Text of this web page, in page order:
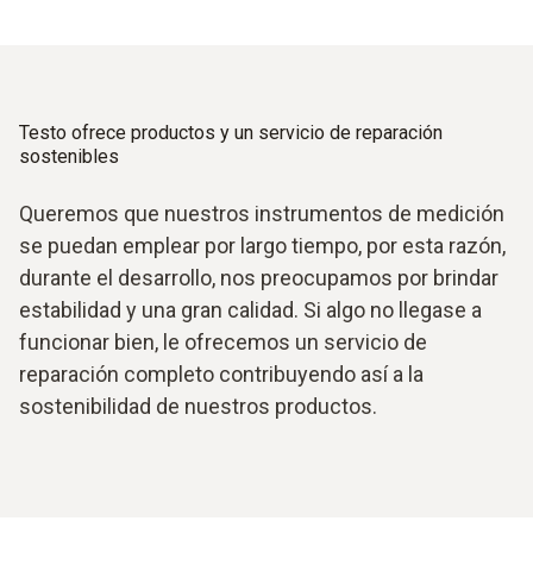
Testo ofrece productos y un servicio de reparación
sostenibles
Queremos que nuestros instrumentos de medición
se puedan emplear por largo tiempo, por esta razón,
durante el desarrollo, nos preocupamos por brindar
estabilidad y una gran calidad. Si algo no llegase a
funcionar bien, le ofrecemos un servicio de
reparación completo contribuyendo así a la
sostenibilidad de nuestros productos.